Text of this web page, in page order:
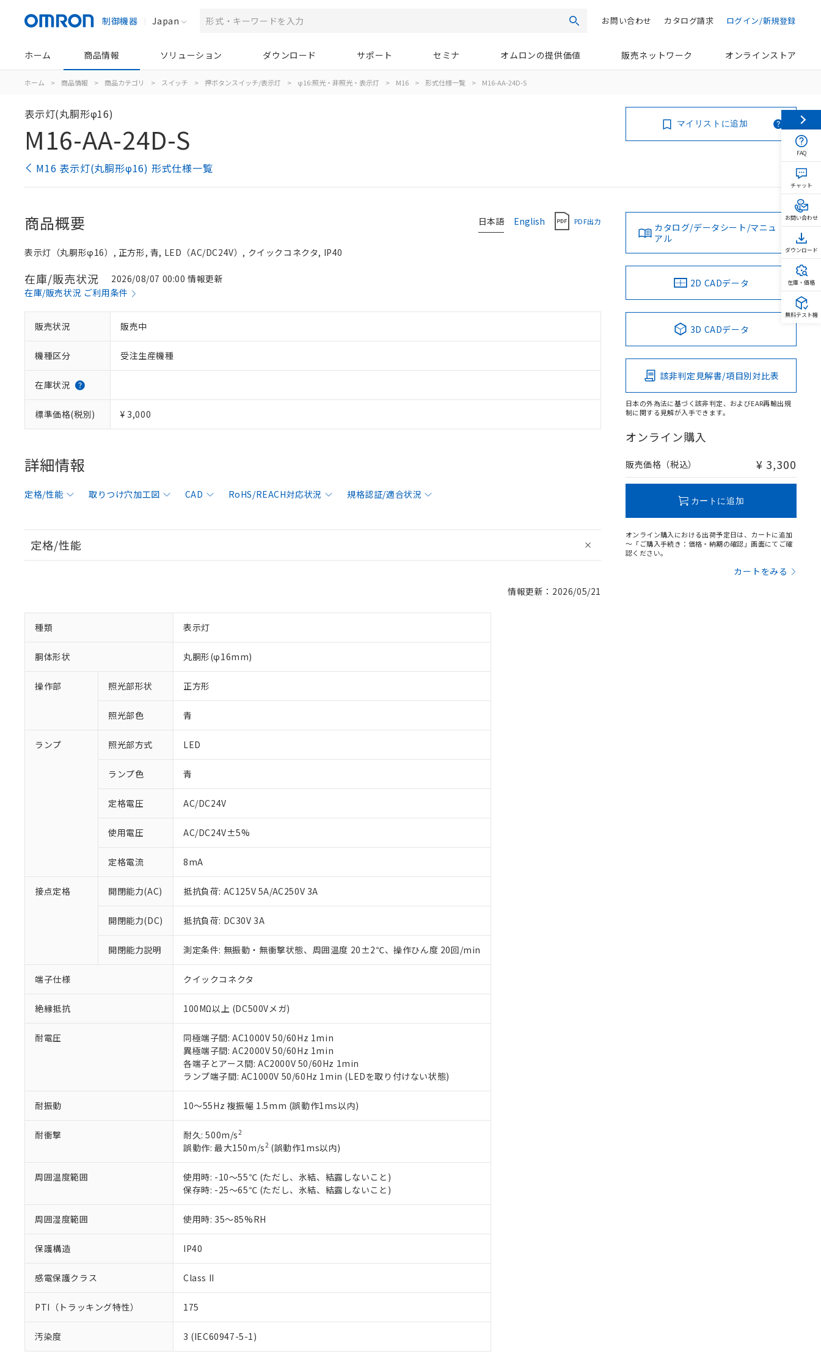
制御機器 Japan 検索 ログイン/新規登録
カタログ請求
お問い合わせ
ホーム 商品情報 ソリューション ダウンロード サポート セミナ オムロンの提供価値 販売ネットワーク オンラインストア
ホーム > 商品情報 > 商品カテゴリ > スイッチ > 押ボタンスイッチ/表示灯 > φ16:照光・非照光・表示灯 > M16 > 形式仕様一覧 > M16-AA-24D-S
表示灯(丸胴形φ16)
M16-AA-24D-S
M16 表示灯(丸胴形φ16) 形式仕様一覧
マイリストに追加
日本語 English PDF出力
商品概要
表示灯（丸胴形φ16）, 正方形, 青, LED（AC/DC24V）, クイックコネクタ, IP40
在庫/販売状況
2026/08/07 00:00 情報更新
在庫/販売状況 ご利用条件
販売状況 販売中
機種区分 受注生産機種
在庫状況
標準価格(税別) ¥ 3,000
詳細情報
定格/性能 取りつけ穴加工図 CAD RoHS/REACH対応状況 規格認証/適合状況
定格/性能
情報更新：2026/05/21
種類 表示灯
胴体形状 丸胴形(φ16mm)
操作部 照光部形状 正方形
照光部色 青
ランプ 照光部方式 LED
ランプ色 青
定格電圧 AC/DC24V
使用電圧 AC/DC24V±5%
定格電流 8mA
接点定格 開閉能力(AC) 抵抗負荷: AC125V 5A/AC250V 3A
開閉能力(DC) 抵抗負荷: DC30V 3A
開閉能力説明 測定条件: 無振動・無衝撃状態、周囲温度 20±2℃、操作ひん度 20回/min
端子仕様 クイックコネクタ
絶縁抵抗 100MΩ以上 (DC500Vメガ)
耐電圧
同極端子間: AC1000V 50/60Hz 1min
異極端子間: AC2000V 50/60Hz 1min
各端子とアース間: AC2000V 50/60Hz 1min
ランプ端子間: AC1000V 50/60Hz 1min (LEDを取り付けない状態)
耐振動 10～55Hz 複振幅 1.5mm (誤動作1ms以内)
耐衝撃 耐久: 500m/s2
誤動作: 最大150m/s2(誤動作1ms以内)
周囲温度範囲
使用時: -10～55℃ (ただし、氷結、結露しないこと)
保存時: -25～65℃ (ただし、氷結、結露しないこと)
周囲湿度範囲 使用時: 35～85%RH
保護構造 IP40
感電保護クラス Class II
PTI（トラッキング特性） 175
汚染度 3 (IEC60947-5-1)
カタログ/データシート/マニュ
アル
2D CADデータ
3D CADデータ
該非判定見解書/項目別対比表
日本の外為法に基づく該非判定、およびEAR再輸出規
制に関する見解が入手できます。
オンライン購入
販売価格（税込） ¥ 3,300
カートに追加
オンライン購入における出荷予定日は、カートに追加
～「ご購入手続き：価格・納期の確認」画面にてご確
認ください。
カートをみる
ご利用条件
以下の条件をお読みいただき、同意のうえご利用ください。
当社制御機器事業取扱商品の中には、本サービスの対象外となる商品もあることをご了承ください。
在庫状況および標準価格照会結果は、記載している更新日時点での社内データに基づき作成されるも
のであり、閲覧された時点での実際の在庫および標準価格とは異なる場合があることをご了承くださ
い。
正式な納期状況および標準価格はお客様のお取引先、またはお客様担当のオムロン制御機器販売店・
オムロン制御機器販売店や当社販売拠点は「
在庫状況および標準価格結果を当社の事前の承諾なく第三者に漏洩または開示しないようお願いしま
す。
マイパーツ機能（部品リスト作成サービス）をご利用いただくには、I-Webメンバーズにご登録され
ている必要があります。
が、当社の製品・サービスに関するお客様との取引・商談に必要な範囲で利用することをご了承くだ
さい。
※当社の共同利用者とは、
いる法人を指します。
※1 対応状況
対応済み：EU RoHS指令（10物質）の非含有に対応した製品が提供可能な商品です。
対応予定：EU RoHS指令（10物質）の非含有に対応した製品に切り替える予定のある商品です。
調査・確認中：EU RoHS指令（10物質）の非含有の対応状況を調査中または確認中の商品です。
非該当品：ライセンス料など無形物で、有害物質有無と関係のない商品です。
仕入先様の事情により、非含有部品としていたものが、含有品と判明した場合などやむを得ず変更すること
があります。
鉛(Pb) 1000ppm以下、 水銀(Hg) 1000ppm以下、 カドミウム(Cd) 100ppm以下、
六価クロム(Cr(Ⅵ)) 1000ppm以下、ポリ臭化ビフェニル類(PBB) 1000ppm以下、ポリ臭化ジフェニルエーテル類(PBDE) 1000ppm以下、
フタル酸ビス(2-エチルヘキシル) (DEHP)(別名：DOP) 1000ppm以下、フタル酸ブチルベンジル（BBP） 1000ppm以下、フタル酸ジブチ
ル（DBP） 1000ppm以下、フタル酸ジイソブチル (DIBP) 1000ppm以下
但し、RoHS指令で産業用監視および制御機器に対する適用除外項目は除く。
フタル酸エステル類の４物質については閾値を超える意図的な使用がないことを確認しています。
※2 対応予定月
部品在庫の切り替え状況などにより、予定月が前後することがあります。
※3 非含有証明書ダウンロード
下記の非含有証明書をダウンロードすることができます。
EU RoHS指令（10物質）の非含有証明書
51物質の非含有証明書（当社基準）
※本証明書は発行日時点で非含有を証明するもので、過去に遡って非含有を証明するものではありません。
また、RoHS指令のフタル酸エステル類４物質の対応では、対応完了までの期間は出荷製品に未対応品が
既に当社にて対応品への在庫切替を完了していることから、特段のことがない限り、2022年1月12日よ
り割愛しております。
※1 中国RoHS○×表
「×」：最大均質材料含有率が中国RoHSの基準値を超えていることを示します。
「－」：未確認です。当社販売部門へお問い合わせください。
*中国RoHS10物質の基準値 (GB/T26572)：
Cr(Ⅵ)(六価クロム) : 1000ppm、 PBBs(ポリ臭化ビフェニル類) : 1000ppm、 PBDEs(ポリ臭化ジフェニルエーテル類) : 1000ppm、
※2 環境保護使用期限
「ｅ」：有害物質（10物質）のすべてが基準値以下であることを示します。
「10」：通常の使用状況下において有害物質が外部に漏えいし、環境に深刻な影響を及ぼさない年数を意
「－」：未確認です。当社販売部門へお問い合わせください。
う）を輸出または国外への提供する場合は、日本国政府の輸出許可(または役務取引許可)を取得する
などの必要な手続きをとります。
当社は規制貨物を破棄する場合は、完全に破砕するなど、違法に輸出されないよう必要な手段を講じ
ます。
当社は貴社製品を、核兵器、ミサイル、化学兵器、生物兵器またはその他武器並びにこれらの製造装
置等に一切使用いたしません。
当社は、貴社製品を第三者に販売する場合は、上記1、2および3の内容を当該第三者に通知します。
また当社は、販売先および販売に係わる関係者が違法に輸出するおそれがある場合は、取り引きをい
たしません。
合意する
記
号
説明
○ 一定数以上の在庫あり
△ 一定数には満たないが在庫あり
－
在庫なし(最新の在庫状況については、お客様のお取引先、またはお客様担当のオムロン制御
機器販売店・当社販売員にご確認ください)
空
白
受注生産機種、また在庫状況の情報を公開していない機種
FAQ
チャット
お問い合わせ
ダウンロード
在庫・価格
無料テスト機